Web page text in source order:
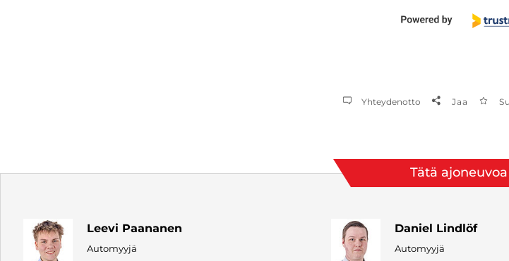
Yhteydenotto Jaa
Tätä
Leevi Paananen
Automyyjä
Daniel Lindlöf
Automyyjä